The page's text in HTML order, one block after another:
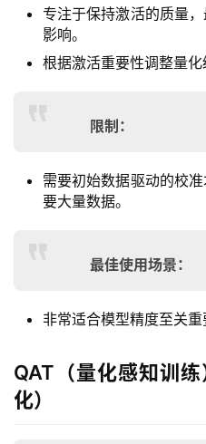
业
课
程
专注于保持激活的质量
影响。
根据激活重要性调整量化
限制：
需要初始数据驱动的校
要大量数据。
最佳使用场景：
非常适合模型精度至关重
QAT（量化感知训
化）